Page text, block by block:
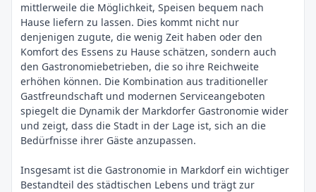
mittlerweile die Möglichkeit, Speisen bequem nach
Hause liefern zu lassen. Dies kommt nicht nur
denjenigen zugute, die wenig Zeit haben oder den
Komfort des Essens zu Hause schätzen, sondern auch
den Gastronomiebetrieben, die so ihre Reichweite
erhöhen können. Die Kombination aus traditioneller
Gastfreundschaft und modernen Serviceangeboten
spiegelt die Dynamik der Markdorfer Gastronomie wider
und zeigt, dass die Stadt in der Lage ist, sich an die
Bedürfnisse ihrer Gäste anzupassen.
Insgesamt ist die Gastronomie in Markdorf ein wichtiger
Bestandteil des städtischen Lebens und trägt zur